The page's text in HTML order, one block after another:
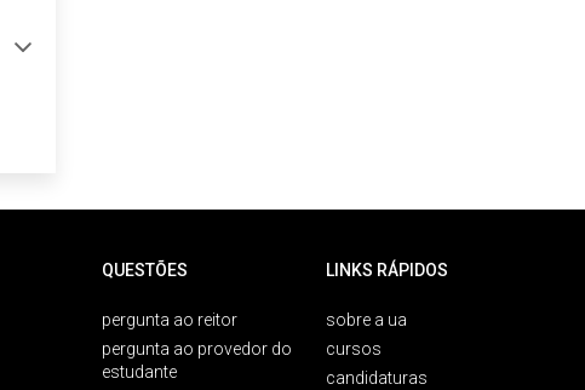
QUESTÕES
pergunta ao reitor
pergunta ao provedor do
estudante
LINKS RÁPIDOS
sobre a ua
cursos
candidaturas